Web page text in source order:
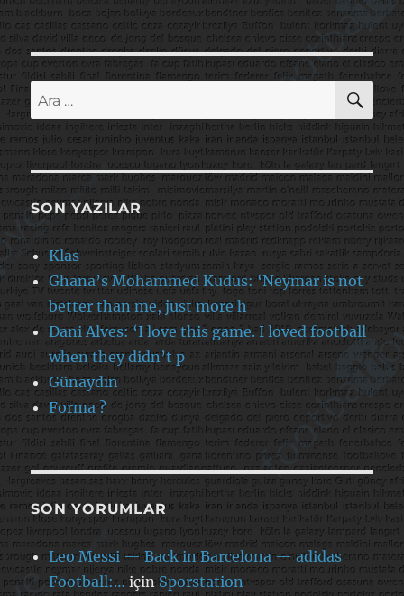
Ara:
SON YAZILAR
Klas
Ghana’s Mohammed Kudus: ‘Neymar is not
better than me, just more h
Dani Alves: ‘I love this game. I loved football
when they didn’t p
Günaydın
Forma ?
SON YORUMLAR
Leo Messi — Back in Barcelona — adidas
Football:… için Sporstation